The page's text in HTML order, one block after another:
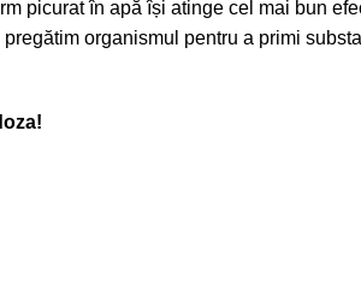
picurat în apă își atinge cel mai bun
organismul pentru a primi